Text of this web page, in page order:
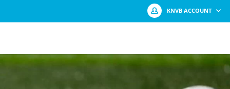
KNVB ACCOUNT
Log in met je KNVB Account of maak